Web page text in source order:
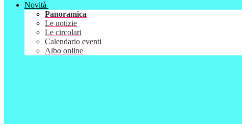
Novità
Panoramica
Le notizie
Le circolari
Calendario eventi
Albo online